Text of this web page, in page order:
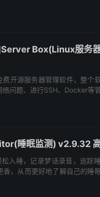
Box(Linux服务
开源服务器管理软件，整个
问题、进行SSH、Docker等
睡眠监测) v2.9.32
入睡，记录梦话录音，追踪
，从而更好地了解自己的睡